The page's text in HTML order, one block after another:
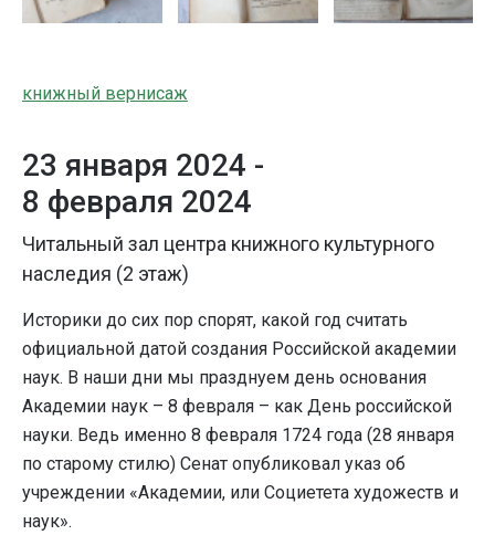
книжный вернисаж
23 января 2024 -
8 февраля 2024
Читальный зал центра книжного культурного
наследия (2 этаж)
Историки до сих пор спорят, какой год считать
официальной датой создания Российской академии
наук. В наши дни мы празднуем день основания
Академии наук – 8 февраля – как День российской
науки. Ведь именно 8 февраля 1724 года (28 января
по старому стилю) Сенат опубликовал указ об
учреждении «Академии, или Социетета художеств и
наук».